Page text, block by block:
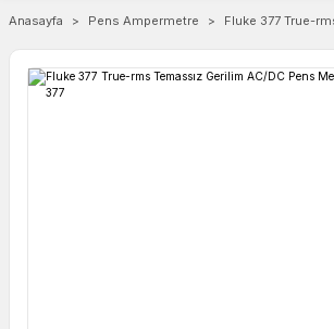
Anasayfa Pens Ampermetre Fluke 377 True-